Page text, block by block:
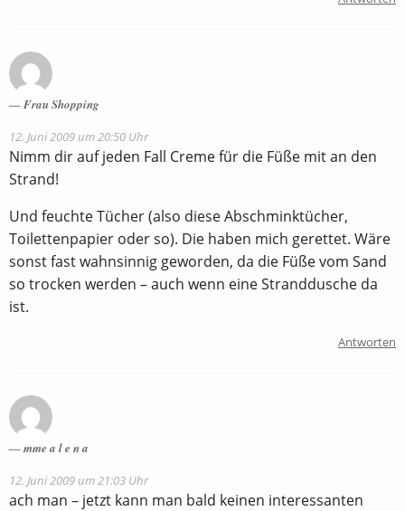
Frau Shopping
12. Juni 2009 um 20:50 Uhr
Nimm dir auf jeden Fall Creme für die Füße mit an den
Strand!
Und feuchte Tücher (also diese Abschminktücher,
Toilettenpapier oder so). Die haben mich gerettet. Wäre
sonst fast wahnsinnig geworden, da die Füße vom Sand
so trocken werden – auch wenn eine Stranddusche da
ist.
Antworten
mme a l e n a
12. Juni 2009 um 21:03 Uhr
ach man – jetzt kann man bald keinen interessanten